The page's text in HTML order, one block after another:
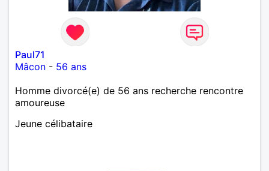
Paul71
Mâcon - 56 ans
Homme divorcé(e) de 56 ans recherche rencontre
amoureuse
Jeune célibataire